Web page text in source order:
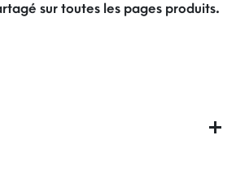
sur toutes les pages produits.